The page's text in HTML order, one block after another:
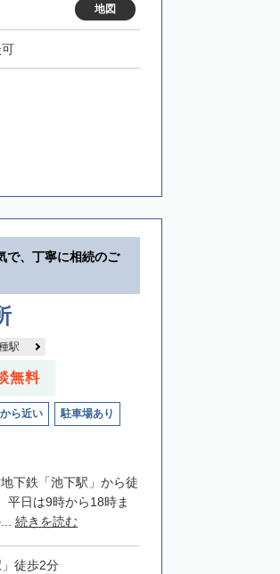
地図
で、丁寧に相続のご
駅
無料
ら近い 駐車場あり
下鉄「池下駅」から徒
平日は9時から18時ま
続きを読む
徒歩2分